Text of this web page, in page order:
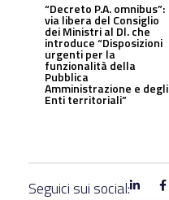
“Decreto P.A. omnibus”:
via libera del Consiglio
dei Ministri al Dl. che
introduce “Disposizioni
urgenti per la
funzionalità della
Pubblica
Amministrazione e degli
Enti territoriali”
Seguici sui social: